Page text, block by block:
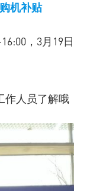
机补贴
，3月19日
作人员了解哦